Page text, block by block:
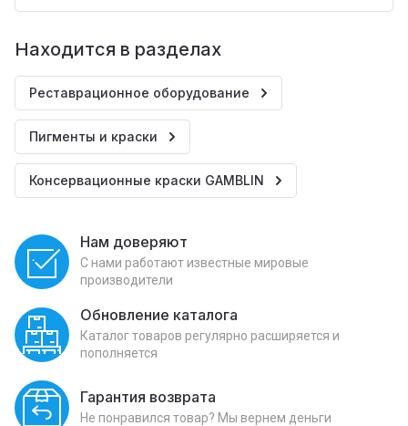
Находится в разделах
Реставрационное оборудование
Пигменты и краски
Консервационные краски GAMBLIN
Нам доверяют
С нами работают известные мировые
производители
Обновление каталога
Каталог товаров регулярно расширяется и
пополняется
Гарантия возврата
Не понравился товар? Мы вернем деньги